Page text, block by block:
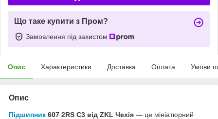
Що таке купити з Пром?
Замовлення під захистом
Опис Характеристики Доставка Оплата Умови
Опис
Підшипник 607 2RS C3 від ZKL Чехія — це мініатюрний